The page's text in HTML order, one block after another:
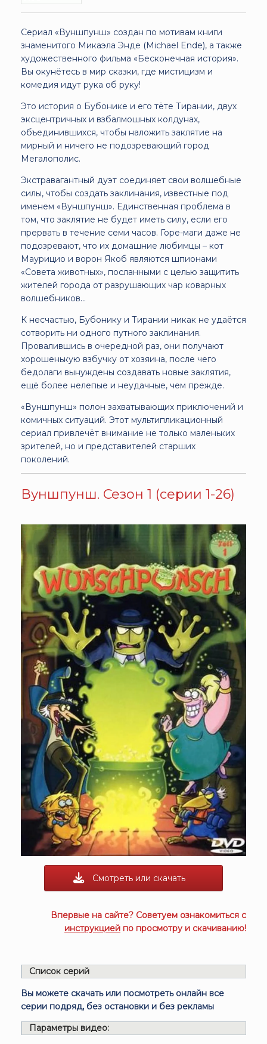
Сериал «Вуншпунш» создан по мотивам книги
знаменитого Микаэла Энде (Michael Ende), а также
художественного фильма «Бесконечная история».
Вы окунётесь в мир сказки, где мистицизм и
комедия идут рука об руку!
Это история о Бубонике и его тёте Тирании, двух
эксцентричных и взбалмошных колдунах,
объединившихся, чтобы наложить заклятие на
мирный и ничего не подозревающий город
Мегалополис.
Экстравагантный дуэт соединяет свои волшебные
силы, чтобы создать заклинания, известные под
именем «Вуншпунш». Единственная проблема в
том, что заклятие не будет иметь силу, если его
прервать в течение семи часов. Горе-маги даже не
подозревают, что их домашние любимцы – кот
Маурицио и ворон Якоб являются шпионами
«Совета животных», посланными с целью защитить
жителей города от разрушающих чар коварных
волшебников…
К несчастью, Бубонику и Тирании никак не удаётся
сотворить ни одного путного заклинания.
Провалившись в очередной раз, они получают
хорошенькую взбучку от хозяина, после чего
бедолаги вынуждены создавать новые заклятия,
ещё более нелепые и неудачные, чем прежде.
«Вуншпунш» полон захватывающих приключений и
комичных ситуаций. Этот мультипликационный
сериал привлечёт внимание не только маленьких
зрителей, но и представителей старших
поколений.
Вуншпунш. Сезон 1 (серии 1-26)
Смотреть или скачать
Впервые на сайте? Советуем ознакомиться с
инструкцией по просмотру и скачиванию!
Список серий
Вы можете скачать или посмотреть онлайн все
серии подряд, без остановки и без рекламы
Параметры видео: